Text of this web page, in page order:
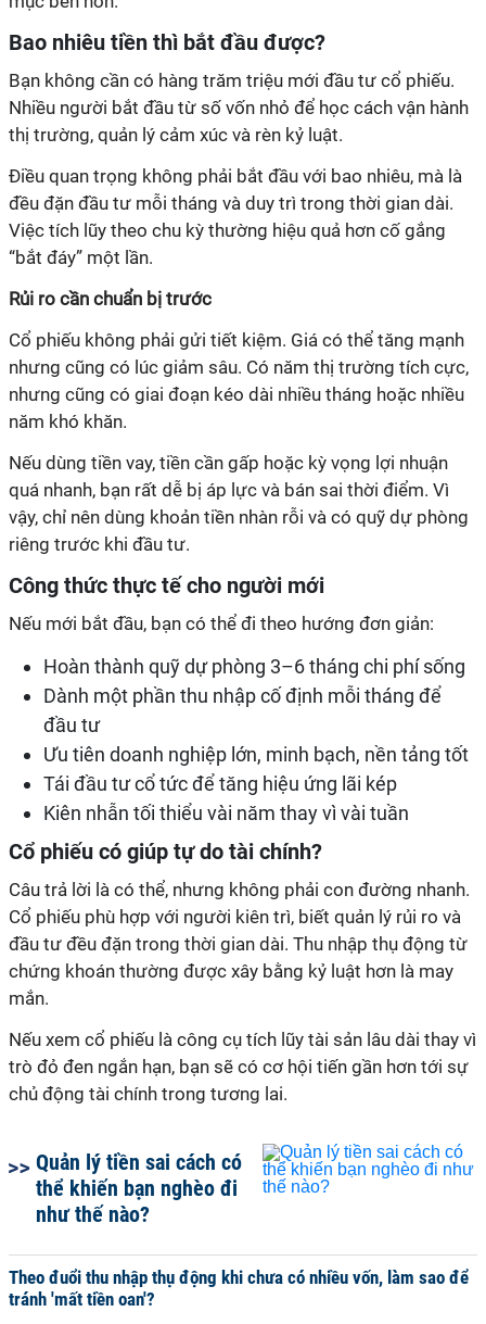
Bao nhiêu tiền thì bắt đầu được?
Bạn không cần có hàng trăm triệu mới đầu tư cổ phiếu.
Nhiều người bắt đầu từ số vốn nhỏ để học cách vận hành
thị trường, quản lý cảm xúc và rèn kỷ luật.
Điều quan trọng không phải bắt đầu với bao nhiêu, mà là
đều đặn đầu tư mỗi tháng và duy trì trong thời gian dài.
Việc tích lũy theo chu kỳ thường hiệu quả hơn cố gắng
“bắt đáy” một lần.
Rủi ro cần chuẩn bị trước
Cổ phiếu không phải gửi tiết kiệm. Giá có thể tăng mạnh
nhưng cũng có lúc giảm sâu. Có năm thị trường tích cực,
nhưng cũng có giai đoạn kéo dài nhiều tháng hoặc nhiều
năm khó khăn.
Nếu dùng tiền vay, tiền cần gấp hoặc kỳ vọng lợi nhuận
quá nhanh, bạn rất dễ bị áp lực và bán sai thời điểm. Vì
vậy, chỉ nên dùng khoản tiền nhàn rỗi và có quỹ dự phòng
riêng trước khi đầu tư.
Công thức thực tế cho người mới
Nếu mới bắt đầu, bạn có thể đi theo hướng đơn giản:
Hoàn thành quỹ dự phòng 3–6 tháng chi phí sống
Dành một phần thu nhập cố định mỗi tháng để
đầu tư
Ưu tiên doanh nghiệp lớn, minh bạch, nền tảng tốt
Tái đầu tư cổ tức để tăng hiệu ứng lãi kép
Kiên nhẫn tối thiểu vài năm thay vì vài tuần
Cổ phiếu có giúp tự do tài chính?
Câu trả lời là có thể, nhưng không phải con đường nhanh.
Cổ phiếu phù hợp với người kiên trì, biết quản lý rủi ro và
đầu tư đều đặn trong thời gian dài. Thu nhập thụ động từ
chứng khoán thường được xây bằng kỷ luật hơn là may
mắn.
Nếu xem cổ phiếu là công cụ tích lũy tài sản lâu dài thay vì
trò đỏ đen ngắn hạn, bạn sẽ có cơ hội tiến gần hơn tới sự
chủ động tài chính trong tương lai.
Quản lý tiền sai cách có
thể khiến bạn nghèo đi
như thế nào?
Theo đuổi thu nhập thụ động khi chưa có nhiều vốn, làm sao để
tránh 'mất tiền oan'?